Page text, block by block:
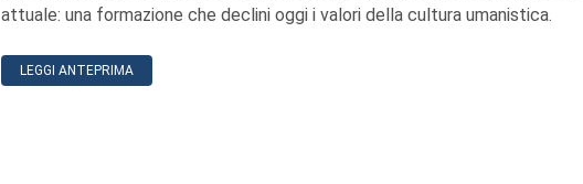
attuale: una formazione che declini oggi i valori della cultura umanistica.
LEGGI ANTEPRIMA